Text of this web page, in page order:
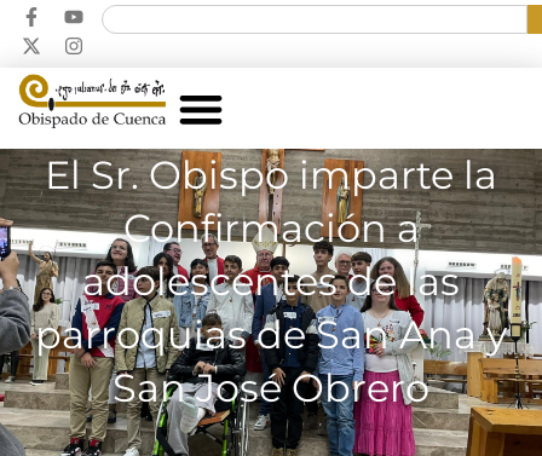
El Sr. Obispo imparte la
Confirmación a
adolescentes de las
parroquias de San Ana y
San José Obrero